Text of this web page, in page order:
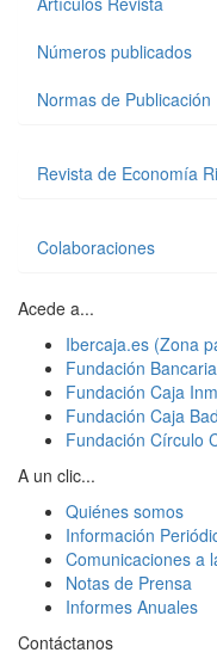
Números publicados
Normas de Publicación
Revista de Economía
Colaboraciones
Acede a...
Ibercaja.es (Zona
Fundación
Fundación Caja
Fundación Caja
Fundación Círculo
A un clic...
Quiénes somos
Información
Comunicaciones a
Notas de Prensa
Informes Anuales
Contáctanos